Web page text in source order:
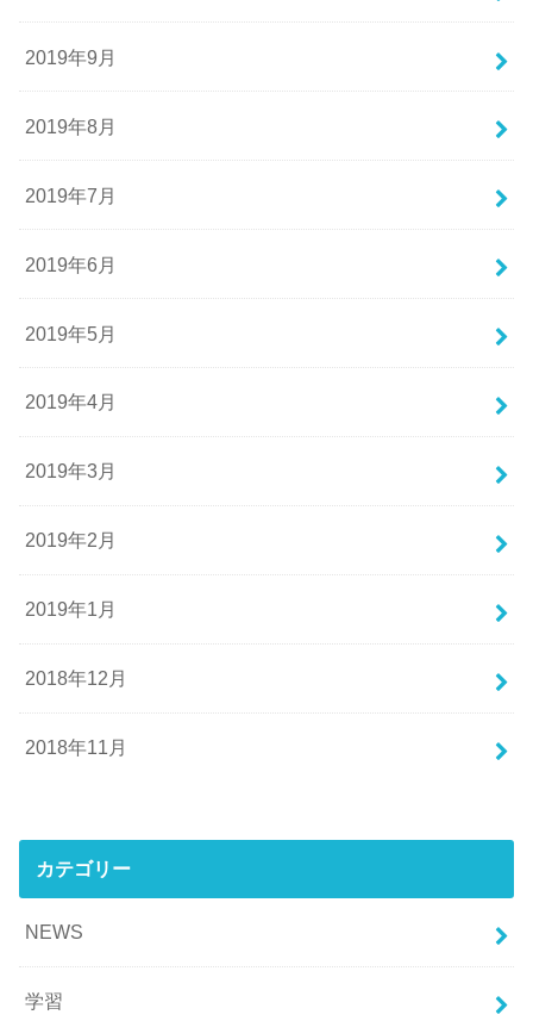
2019年9月
2019年8月
2019年7月
2019年6月
2019年5月
2019年4月
2019年3月
2019年2月
2019年1月
2018年12月
2018年11月
カテゴリー
NEWS
学習